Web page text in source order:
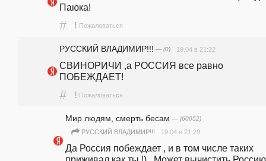
Паюка!
# ! Пожаловаться
РУССКИЙ ВЛАДИМИР!!! — (0) 19.04 в 21:22
СВИНОРИЧИ ,а РОССИЯ все равно
ПОБЕЖДАЕТ!
# ! Пожаловаться
Мир людям, смерть бесам — (60052)
РУССКИЙ ВЛАДИМИР!!! 19.04 в 21:29
Да Россия побеждает , и в том числе таких